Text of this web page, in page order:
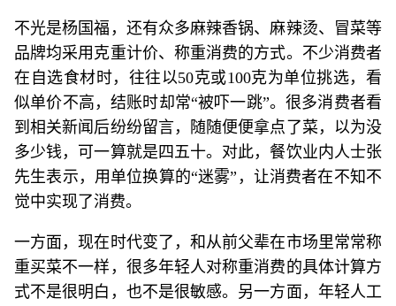
不光是杨国福，还有众多麻辣香锅、麻辣烫、冒菜等
品牌均采用克重计价、称重消费的方式。不少消费者
在自选食材时，往往以50克或100克为单位挑选，看
似单价不高，结账时却常“被吓一跳”。很多消费者看
到相关新闻后纷纷留言，随随便便拿点了菜，以为没
多少钱，可一算就是四五十。对此，餐饮业内人士张
先生表示，用单位换算的“迷雾”，让消费者在不知不
觉中实现了消费。
一方面，现在时代变了，和从前父辈在市场里常常称
重买菜不一样，很多年轻人对称重消费的具体计算方
式不是很明白，也不是很敏感。另一方面，年轻人工